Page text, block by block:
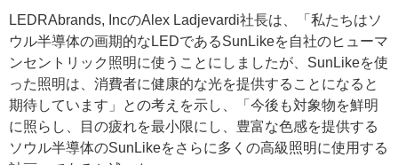
LEDRAbrands, IncのAlex Ladjevardi社長は、「私たちはソ
ウル半導体の画期的なLEDであるSunLikeを自社のヒューマ
ンセントリック照明に使うことにしましたが、SunLikeを使
った照明は、消費者に健康的な光を提供することになると
期待しています」との考えを示し、「今後も対象物を鮮明
に照らし、目の疲れを最小限にし、豊富な色感を提供する
ソウル半導体のSunLikeをさらに多くの高級照明に使用する